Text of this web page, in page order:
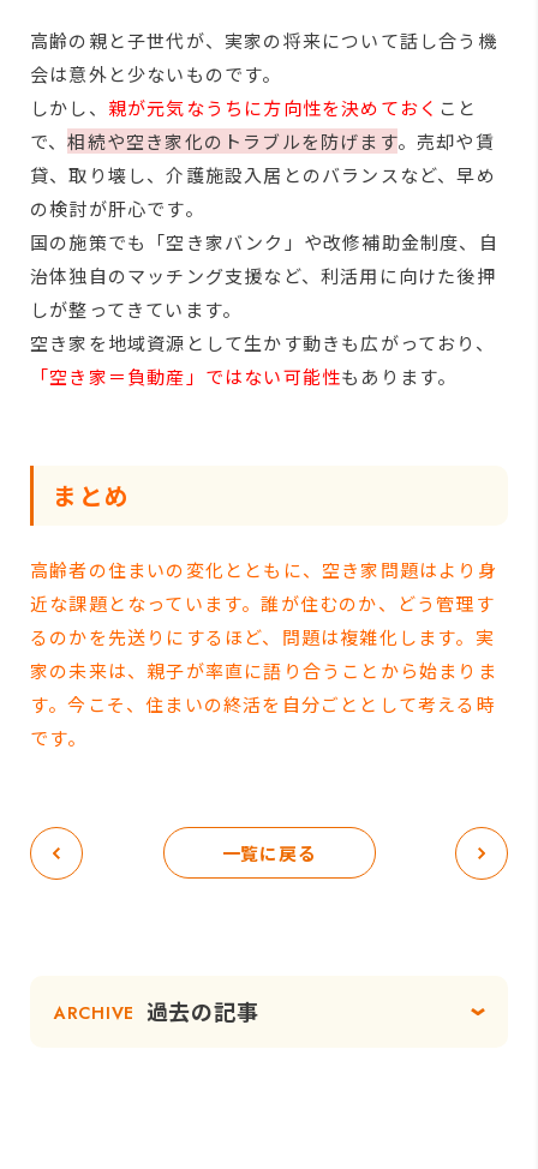
高齢の親と子世代が、実家の将来について話し合う機
会は意外と少ないものです。
しかし、 親が元気なうちに方向性を決めておく こと
で、相続や空き家化のトラブルを防げます。売却や賃
貸、取り壊し、介護施設入居とのバランスなど、早め
の検討が肝心です。
国の施策でも「空き家バンク」や改修補助金制度、自
治体独自のマッチング支援など、利活用に向けた後押
しが整ってきています。
空き家を地域資源として生かす動きも広がっており、
「空き家＝負動産」ではない可能性もあります。
まとめ
高齢者の住まいの変化とともに、空き家問題はより身
近な課題となっています。誰が住むのか、どう管理す
るのかを先送りにするほど、問題は複雑化します。実
家の未来は、親子が率直に語り合うことから始まりま
す。今こそ、住まいの終活を自分ごととして考える時
です。
一覧に戻る
ARCHIVE 過去の記事